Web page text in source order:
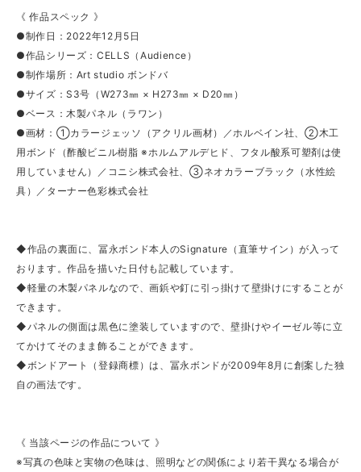
《 作品スペック 》
●制作日：2022年12月5日
●作品シリーズ：CELLS（Audience）
●制作場所：Art studio ボンドバ
●サイズ：S3号（W273㎜ × H273㎜ × D20㎜）
●ベース：木製パネル（ラワン）
●画材：①カラージェッソ（アクリル画材）／ホルベイン社、②木工
用ボンド（酢酸ビニル樹脂 ※ホルムアルデヒド、フタル酸系可塑剤は使
用していません）／コニシ株式会社、③ネオカラーブラック（水性絵
具）／ターナー色彩株式会社
◆作品の裏面に、冨永ボンド本人のSignature（直筆サイン）が入って
おります。作品を描いた日付も記載しています。
◆軽量の木製パネルなので、画鋲や釘に引っ掛けて壁掛けにすることが
できます。
◆パネルの側面は黒色に塗装していますので、壁掛けやイーゼル等に立
てかけてそのまま飾ることができます。
◆ボンドアート（登録商標）は、冨永ボンドが2009年8月に創案した独
自の画法です。
《 当該ページの作品について 》
※写真の色味と実物の色味は、照明などの関係により若干異なる場合が